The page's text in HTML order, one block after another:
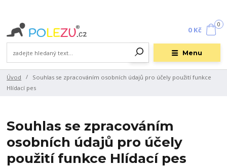
Menu
0
0 Kč
Úvod
Souhlas se zpracováním osobních údajů pro účely použití funkce
Hlídací pes
Souhlas se zpracováním
osobních údajů pro účely
použití funkce Hlídací pes